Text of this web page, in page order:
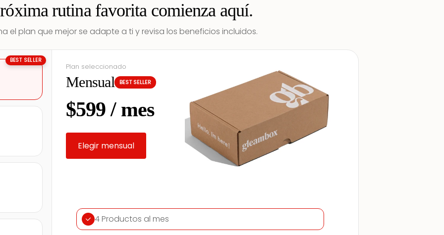
rutina favorita comienza aquí.
el plan que mejor se adapte a ti y revisa los beneficios incluidos.
BEST SELLER
Plan seleccionado
Mensual BEST SELLER
$599 / mes
Elegir mensual
4 Productos al mes